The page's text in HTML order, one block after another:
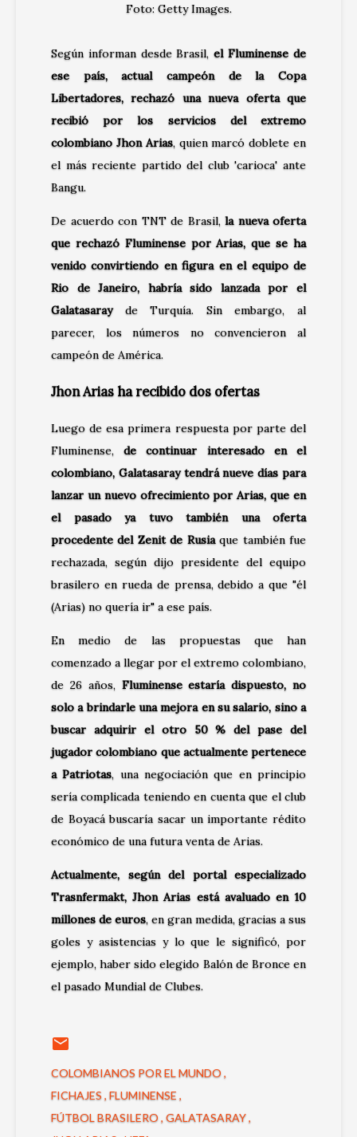
Foto: Getty Images.
Según informan desde Brasil, el Fluminense de
ese país, actual campeón de la Copa
Libertadores, rechazó una nueva oferta que
recibió por los servicios del extremo
colombiano Jhon Arias, quien marcó doblete en
el más reciente partido del club 'carioca' ante
Bangu.
De acuerdo con TNT de Brasil, la nueva oferta
que rechazó Fluminense por Arias, que se ha
venido convirtiendo en figura en el equipo de
Rio de Janeiro, habría sido lanzada por el
Galatasarayde Turquía. Sin embargo, al
parecer, los números no convencieron al
campeón de América.
Jhon Arias ha recibido dos ofertas
Luego de esa primera respuesta por parte del
Fluminense,de continuar interesado en el
colombiano, Galatasaray tendrá nueve días para
lanzar un nuevo ofrecimiento por Arias, que en
el pasado ya tuvo también una oferta
procedente del Zenit de Rusiaque también fue
rechazada, según dijo presidente del equipo
brasilero en rueda de prensa, debido a que "él
(Arias) no quería ir" a ese país.
En medio de las propuestas que han
comenzado a llegar por el extremo colombiano,
de 26 años, Fluminense estaría dispuesto, no
solo a brindarle una mejora en su salario, sino a
buscar adquirir el otro 50 % del pase del
jugador colombiano que actualmente pertenece
a Patriotas, una negociación que en principio
sería complicada teniendo en cuenta que el club
de Boyacá buscaría sacar un importante rédito
económico de una futura venta de Arias.
Actualmente, según del portal especializado
Trasnfermakt, Jhon Arias está avaluado en 10
millones de euros, en gran medida, gracias a sus
goles y asistencias y lo que le significó, por
ejemplo, haber sido elegido Balón de Bronce en
el pasado Mundial de Clubes.
COLOMBIANOS POR EL MUNDO
FICHAJES FLUMINENSE
FÚTBOL BRASILERO GALATASARAY